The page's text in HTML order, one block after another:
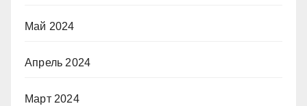
Май 2024
Апрель 2024
Март 2024